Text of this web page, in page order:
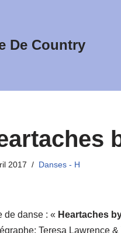
De Country
2017 Danses - H
de danse : « Heartaches
Teresa Lawrence &